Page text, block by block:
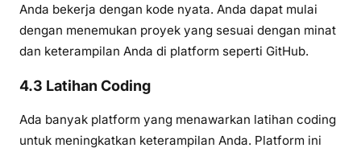
Anda bekerja dengan kode nyata. Anda dapat mulai
dengan menemukan proyek yang sesuai dengan minat
dan keterampilan Anda di platform seperti GitHub.
4.3 Latihan Coding
Ada banyak platform yang menawarkan latihan coding
untuk meningkatkan keterampilan Anda. Platform ini